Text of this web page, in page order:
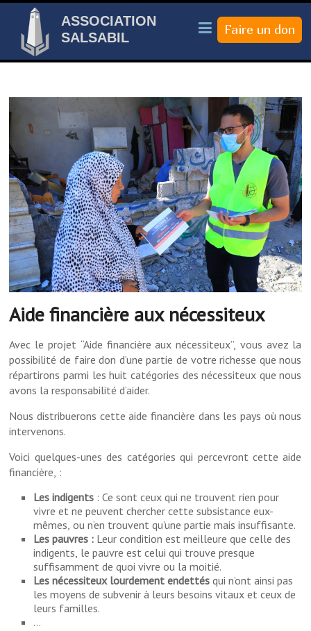
ASSOCIATION
SALSABIL
Aide financière aux nécessiteux
Avec le projet “Aide financière aux nécessiteux”, vous avez la
possibilité de faire don d’une partie de votre richesse que nous
répartirons parmi les huit catégories des nécessiteux que nous
avons la responsabilité d’aider.
Nous distribuerons cette aide financière dans les pays où nous
intervenons.
Voici quelques-unes des catégories qui percevront cette aide
financière, :
Les indigents : Ce sont ceux qui ne trouvent rien pour
vivre et ne peuvent chercher cette subsistance eux-
mêmes, ou n’en trouvent qu’une partie mais insuffisante.
Les pauvres : Leur condition est meilleure que celle des
indigents, le pauvre est celui qui trouve presque
suffisamment de quoi vivre ou la moitié.
Les nécessiteux lourdement endettésqui n’ont ainsi pas
les moyens de subvenir à leurs besoins vitaux et ceux de
leurs familles.
…